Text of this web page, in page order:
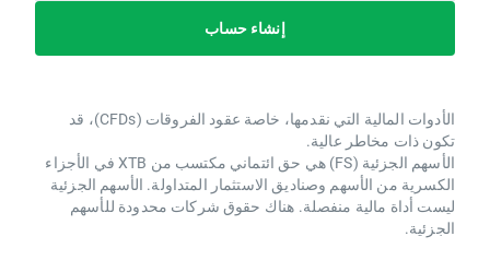
إنشاء حساب
الأدوات المالية التي نقدمها، خاصة عقود الفروقات (CFDs)، قد
تكون ذات مخاطر عالية.
الأسهم الجزئية (FS) هي حق ائتماني مكتسب من XTB ​​في الأجزاء
الكسرية من الأسهم وصناديق الاستثمار المتداولة. الأسهم الجزئية
ليست أداة مالية منفصلة. هناك حقوق شركات محدودة للأسهم
الجزئية.